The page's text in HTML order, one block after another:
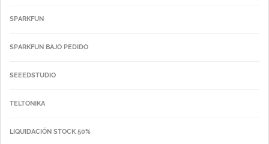
SPARKFUN
SPARKFUN BAJO PEDIDO
SEEEDSTUDIO
TELTONIKA
LIQUIDACIÓN STOCK 50%